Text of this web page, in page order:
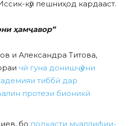
кӯл пешниҳод кардааст.
ҳамҷавор”
и Александра Титова,
чӣ гуна донишҷӯёни
тиббӣ дар
протези бионикӣ
бо подкасти муаллифии-